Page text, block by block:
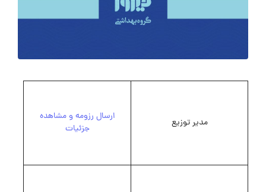
مدیر توزیع
ارسال رزومه و مشاهده
جزئیات